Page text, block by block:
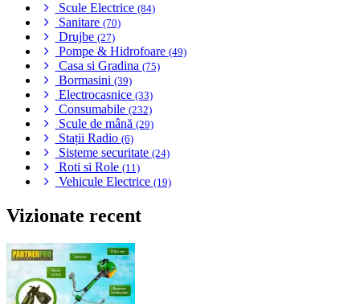
Scule Electrice (84)
Sanitare (70)
Drujbe (27)
Pompe & Hidrofoare (49)
Casa si Gradina (75)
Bormasini (39)
Electrocasnice (33)
Consumabile (232)
Scule de mână (29)
Stații Radio (6)
Sisteme securitate (24)
Roti si Role (11)
Vehicule Electrice (19)
Vizionate recent